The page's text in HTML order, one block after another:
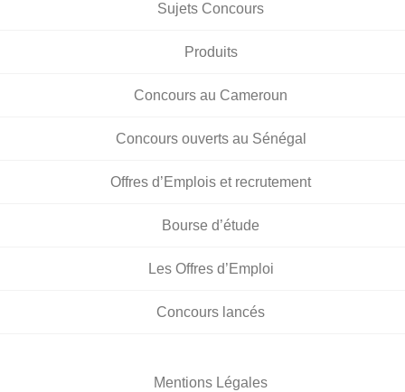
Sujets Concours
Produits
Concours au Cameroun
Concours ouverts au Sénégal
Offres d’Emplois et recrutement
Bourse d’étude
Les Offres d’Emploi
Concours lancés
Mentions Légales